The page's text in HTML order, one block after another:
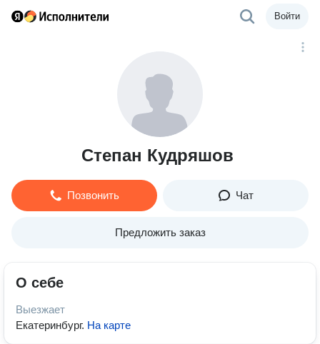
Войти
Степан Кудряшов
Позвонить Чат
Предложить заказ
О себе
Выезжает
Екатеринбург. На карте